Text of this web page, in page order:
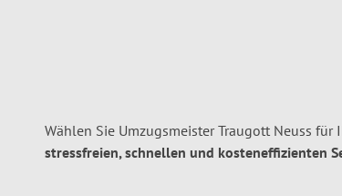
Wählen Sie Umzugsmeister Traugott Neuss
stressfreien, schnellen und kosteneffizienten